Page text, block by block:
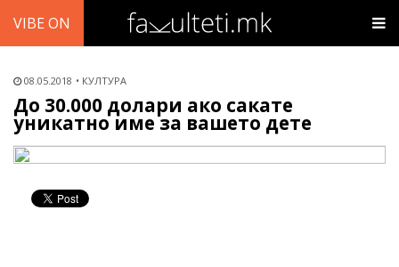
VIBE ON
08.05.2018 КУЛТУРА
До 30.000 долари ако сакате
уникатно име за вашето дете